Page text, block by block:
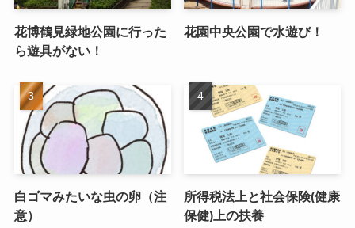
花博鶴見緑地公園に行った
ら遊具がない！
花園中央公園で水遊び！
白ゴマみたいな虫の卵（注
意）
所得税法上と社会保険(健康
保健)上の扶養